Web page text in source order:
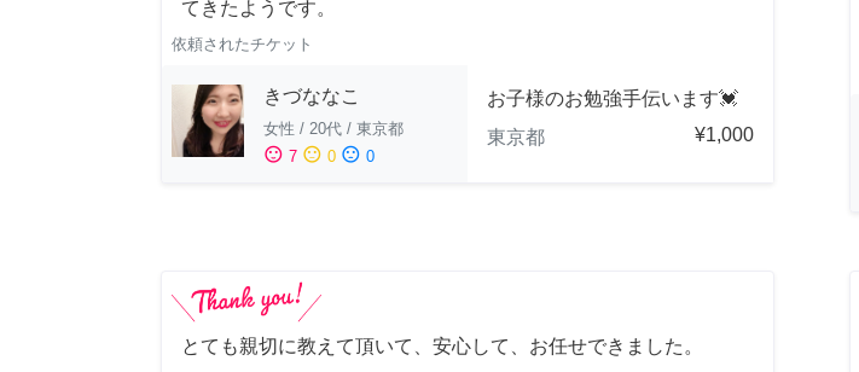
てきたようです。
依頼されたチケット
きづななこ
女性 / 20代 / 東京都
sentiment_satisfied 7 sentiment_neutral 0 sentiment_dissatisfied 0
お子様のお勉強手伝います💓
東京都
¥1,000
とても親切に教えて頂いて、安心して、お任せできました。